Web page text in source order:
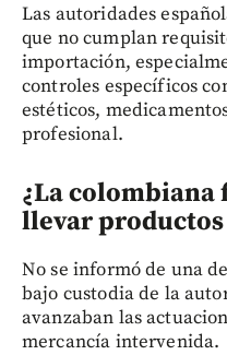
Las autoridades
que no cumplan
importación,
controles específicos
estéticos,
profesional.
¿La
llevar productos
No se informó de una
bajo custodia de la
avanzaban las
mercancía intervenida.